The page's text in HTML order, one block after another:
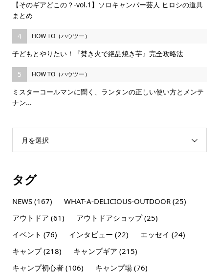
【そのギアどこの？-vol.1】ソロキャンパー芸人 ヒロシの道具
まとめ
4 HOW TO（ハウツー）
子どもとやりたい！『焚き火で絶品焼き芋』完全攻略法
5 HOW TO（ハウツー）
ミスターコールマンに聞く、ランタンの正しい使い方とメンテ
ナン...
月を選択
タグ
NEWS(167) WHAT-A-DELICIOUS-OUTDOOR(25)
アウトドア (61) アウトドアショップ(25)
イベント (76) インタビュー (22) エッセイ (24)
キャンプ(218) キャンプギア (215)
キャンプ初心者(106) キャンプ場(76)